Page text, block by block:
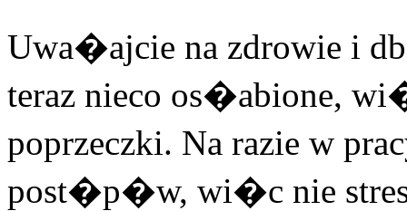
Uwa�ajcie na zdrowie i
teraz nieco os�abione,
poprzeczki. Na razie w
post�p�w, wi�c nie